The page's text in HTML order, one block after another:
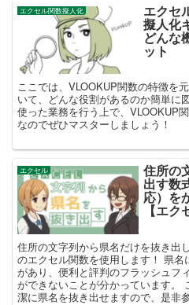
エクセル関数擬人化 エクセ
擬人化
どんな
ット
ここでは、VLOOKUP関数の特徴を
いて、どんな役割があるのか簡単に
使った業務を行う上で、VLOOKUP
なのでぜひマスターしましょう！
エクセル 住所の
出す数
応）を
【エク
住所の文字列から県名だけを抜き出
のエクセル関数を使用します！ 県
があり、便利と評判のフラッシュフ
ができないことが分かっています。
潔に県名を抜き出せますので、是非